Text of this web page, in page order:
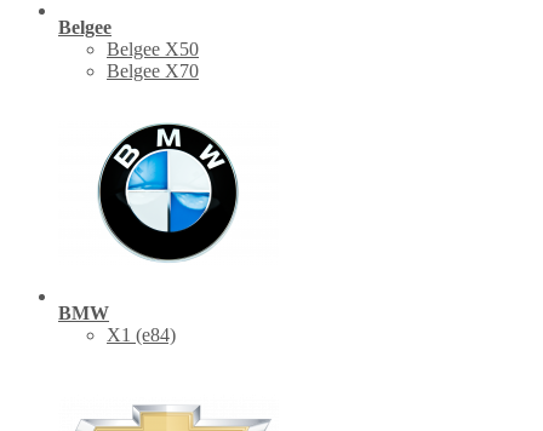
Belgee
Belgee X50
Belgee X70
BMW
X1 (е84)